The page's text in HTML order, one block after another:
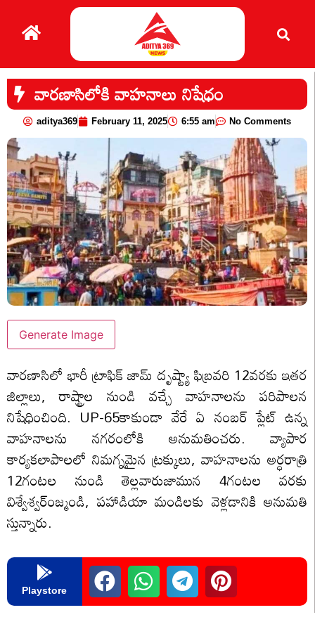
వారణాసిలోకి వాహనాలు నిషేధం
aditya369 February 11, 2025 6:55 am No Comments
Generate Image
వారణాసిలో భారీ ట్రాఫిక్ జామ్ దృష్ట్యా ఫిబ్రవరి 12వరకు ఇతర
జిల్లాలు, రాష్ట్రాల నుండి వచ్చే వాహనాలను పరిపాలన
నిషేధించింది. UP-65కాకుండా వేరే ఏ నంబర్ ప్లేట్ ఉన్న
వాహనాలను నగరంలోకి అనుమతించరు. వ్యాపార
కార్యకలాపాలలో నిమగ్నమైన ట్రక్కులు, వాహనాలను అర్ధరాత్రి
12గంటల నుండి తెల్లవారుజామున 4గంటల వరకు
విశ్వేశ్వర్ంజ్మండి, పహాడియా మండిలకు వెళ్లడానికి అనుమతి
స్తున్నారు.
Playstore